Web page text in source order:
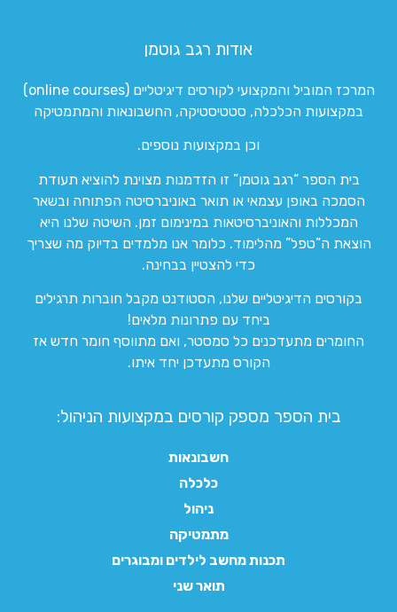
אודות רגב גוטמן
המרכז המוביל והמקצועי לקורסים דיגיטליים (online courses)
במקצועות הכלכלה, סטטיסטיקה, החשבונאות והמתמטיקה
וכן במקצועות נוספים.
בית הספר “רגב גוטמן” זו הזדמנות מצוינת להוציא תעודת
הסמכה באופן עצמאי או תואר באוניברסיטה הפתוחה ובשאר
המכללות והאוניברסיטאות במינימום זמן. השיטה שלנו היא
הוצאת ה”טפל” מהלימוד. כלומר אנו מלמדים בדיוק מה שצריך
כדי להצטיין בבחינה.
בקורסים הדיגיטליים שלנו, הסטודנט מקבל חוברות תרגילים
ביחד עם פתרונות מלאים!
החומרים מתעדכנים כל סמסטר, ואם מתווסף חומר חדש אז
הקורס מתעדכן יחד איתו.
בית הספר מספק קורסים במקצועות הניהול:
חשבונאות
כלכלה
ניהול
מתמטיקה
תכנות מחשב לילדים ומבוגרים
תואר שני